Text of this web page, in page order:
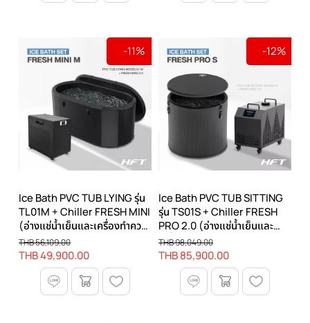
-11%
Ice Bath PVC TUB LYING รุ่น
TL01M + Chiller FRESH MINI
(อ่างแช่น้ำเย็นและเครื่องทำความ
เย็น)
THB 49,900.00
THB 56,109.00
-12%
Ice Bath PVC TUB SITTING
รุ่น TS01S + Chiller FRESH
PRO 2.0 (อ่างแช่น้ำเย็นและ
เครื่องทำความเย็น)
THB 85,900.00
THB 98,049.00